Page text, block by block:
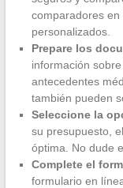
comparadores
personalizados.
Prepare los
información
antecedentes
también pueden
Seleccione la
su presupuesto,
óptima. No dude
Complete el
formulario en